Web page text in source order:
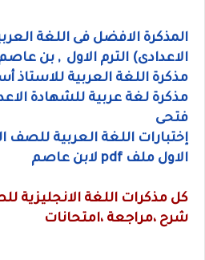
المذكرة الافضل فى اللغة
الاعدادى) الترم الاول , بن
مذكرة اللغة العربية للاستاذ
مذكرة لغة عربية للشهادة
فتحى
إختبارات اللغة العربية للصف
الاول ملف pdf لابن عاصم
كل مذكرات اللغة الانجليزية
شرح ،مراجعة ،امتحانات